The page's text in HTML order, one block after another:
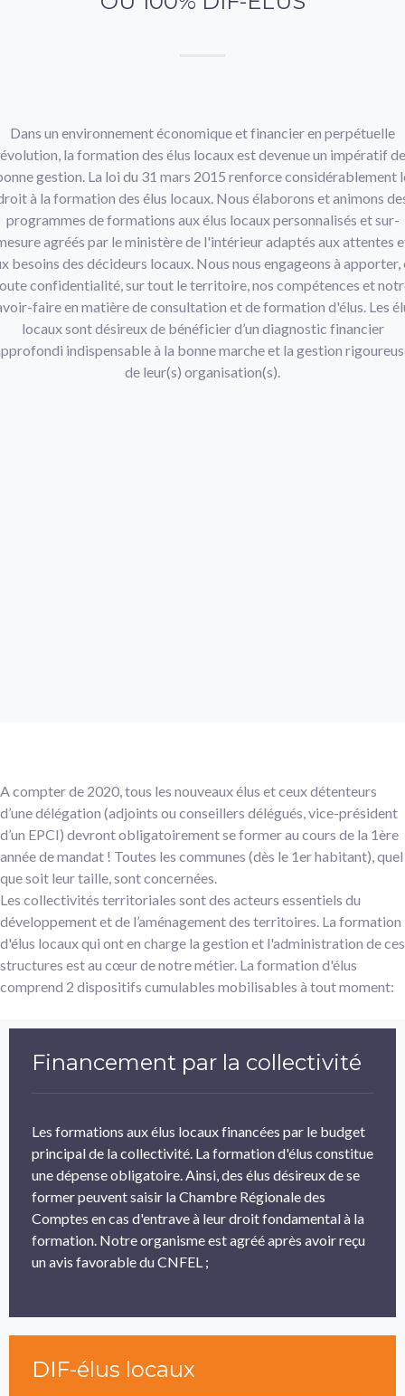
Dans un environnement économique et financier en perpétuelle
évolution, la formation des élus locaux est devenue un impératif de
gestion. La loi du 31 mars 2015 renforce considérablement
à la formation des élus locaux. Nous élaborons et animons
programmes de formations aux élus locaux personnalisés et sur-
agréés par le ministère de l'intérieur adaptés aux attentes
besoins des décideurs locaux. Nous nous engageons à apporter,
confidentialité, sur tout le territoire, nos compétences et
faire en matière de consultation et de formation d'élus. Les
locaux sont désireux de bénéficier d’un diagnostic financier
indispensable à la bonne marche et la gestion
de leur(s) organisation(s).
A compter de 2020, tous les nouveaux élus et ceux détenteurs
d’une délégation (adjoints ou conseillers délégués, vice-président
d’un EPCI) devront obligatoirement se former au cours de la 1ère
année de mandat ! Toutes les communes (dès le 1er habitant), quel
que soit leur taille, sont concernées.
Les collectivités territoriales sont des acteurs essentiels du
développement et de l’aménagement des territoires. La formation
d'élus locaux qui ont en charge la gestion et l'administration de ces
structures est au cœur de notre métier. La formation d'élus
comprend 2 dispositifs cumulables mobilisables à tout moment:
Financement par la collectivité
Les formations aux élus locaux financées par le budget
principal de la collectivité. La formation d'élus constitue
une dépense obligatoire. Ainsi, des élus désireux de se
former peuvent saisir la Chambre Régionale des
Comptes en cas d'entrave à leur droit fondamental à la
formation. Notre organisme est agréé après avoir reçu
un avis favorable du CNFEL ;
DIF-élus locaux